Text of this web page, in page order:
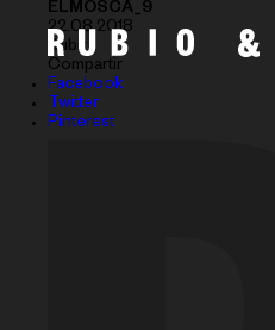
ELMOSCA_9
22.08.2018
Subir
Compartir
Facebook
Twitter
Pinterest